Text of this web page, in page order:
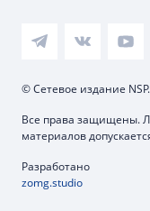
© Сетевое издание
Все права защищены.
материалов
Разработано
zomg.studio